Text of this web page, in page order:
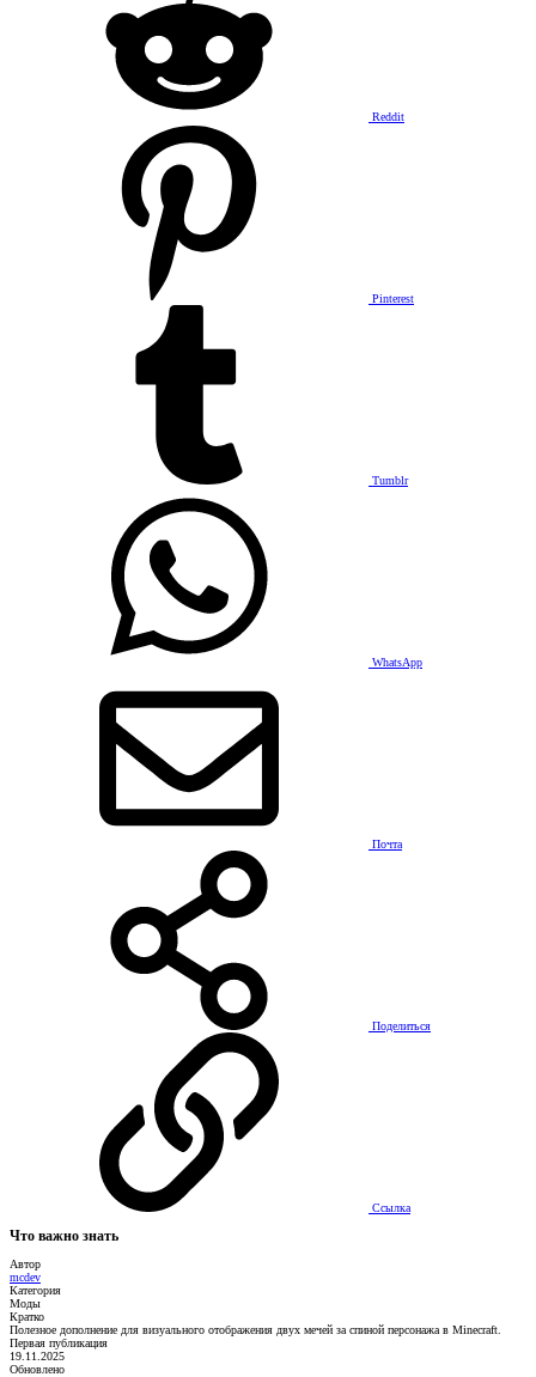
Reddit
Pinterest
Tumblr
WhatsApp
Почта
Поделиться
Ссылка
Что важно знать
Автор
mcdev
Категория
Моды
Кратко
Полезное дополнение для визуального отображения двух мечей за спиной персонажа в Minecraft.
Первая публикация
19.11.2025
Обновлено